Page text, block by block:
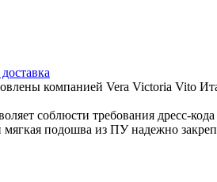
компанией Vera Victoria Vito
соблюсти требования дресс-
подошва из ПУ надежно